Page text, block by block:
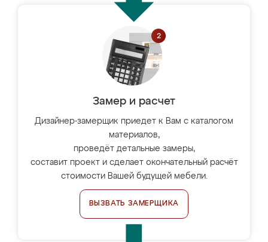
Замер и расчет
Дизайнер-замерщик приедет к Вам с каталогом
материалов,
проведёт детальные замеры,
составит проект и сделает окончательный расчёт
стоимости Вашей будущей мебели.
ВЫЗВАТЬ ЗАМЕРЩИКА